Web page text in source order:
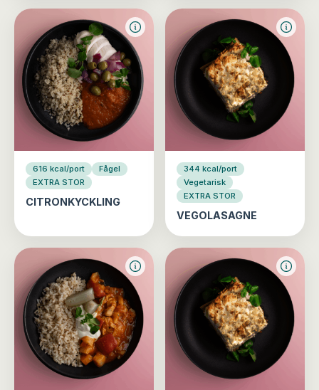
616 kcal/port
Fågel
EXTRA STOR
CITRONKYCKLING
344 kcal/port
Vegetarisk
EXTRA STOR
VEGOLASAGNE